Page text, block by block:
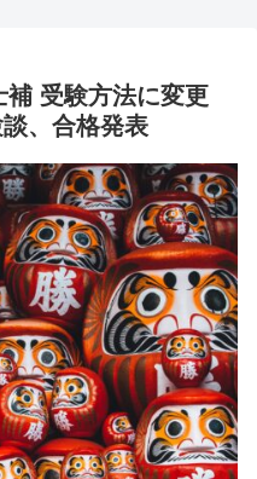
受験方法に変更
、合格発表